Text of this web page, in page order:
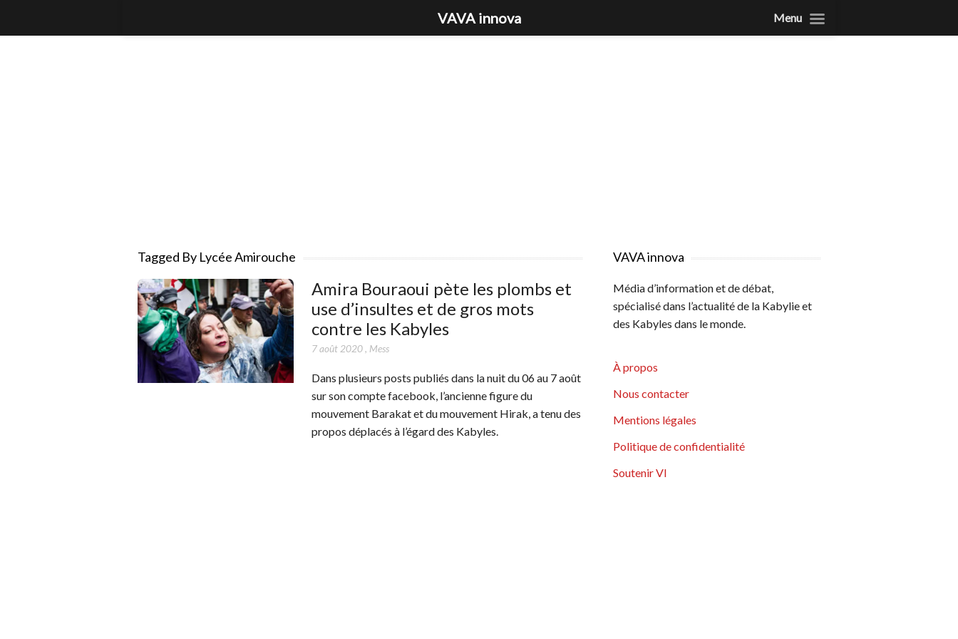
Tagged By Lycée Amirouche
Amira Bouraoui pète les plombs et
use d’insultes et de gros mots
contre les Kabyles
7 août 2020, Mess
Dans plusieurs posts publiés dans la nuit du 06 au 7 août
sur son compte facebook, l’ancienne figure du
mouvement Barakat et du mouvement Hirak, a tenu des
propos déplacés à l’égard des Kabyles.
VAVA innova
Média d’information et de débat,
spécialisé dans l’actualité de la Kabylie et
des Kabyles dans le monde.
À propos
Nous contacter
Mentions légales
Politique de confidentialité
Soutenir VI
VAVA innova Menu